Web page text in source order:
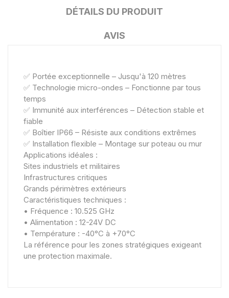
DÉTAILS DU PRODUIT
AVIS
✅ Portée exceptionnelle – Jusqu'à 120 mètres
✅ Technologie micro-ondes – Fonctionne par tous
temps
✅ Immunité aux interférences – Détection stable et
fiable
✅ Boîtier IP66 – Résiste aux conditions extrêmes
✅ Installation flexible – Montage sur poteau ou mur
Applications idéales :
Sites industriels et militaires
Infrastructures critiques
Grands périmètres extérieurs
Caractéristiques techniques :
• Fréquence : 10.525 GHz
• Alimentation : 12-24V DC
• Température : -40°C à +70°C
La référence pour les zones stratégiques exigeant
une protection maximale.